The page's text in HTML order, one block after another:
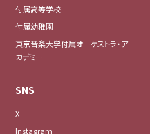
付属高等学校
付属幼稚園
東京音楽大学付属オーケストラ・ア
カデミー
SNS
X
Instagram